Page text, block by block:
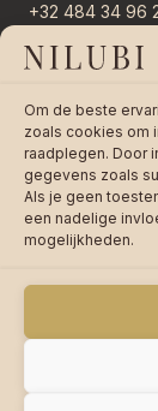
Om de beste
zoals cookies om
raadplegen. Door
gegevens zoals
Als je geen
een nadelige
mogelijkheden.
+32 484 34 96
Overlaar 11
2382 Ravels,
Stuur bericht →